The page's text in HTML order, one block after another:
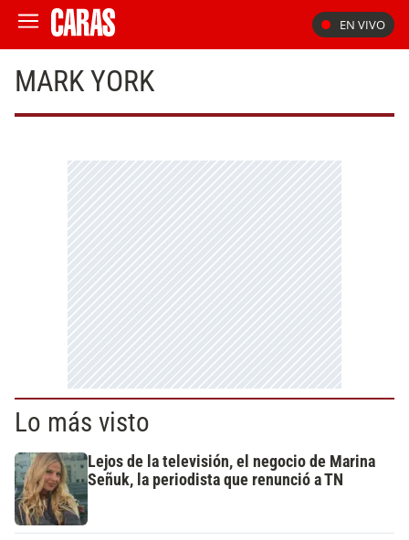
EN VIVO
MARK YORK
Lo más visto
Lejos de la televisión, el negocio de Marina
Señuk, la periodista que renunció a TN